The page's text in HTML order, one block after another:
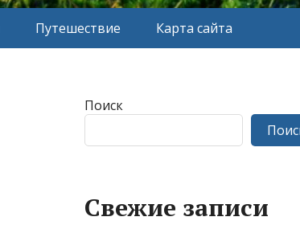
Путешествие Карта сайта
Поиск
Свежие записи